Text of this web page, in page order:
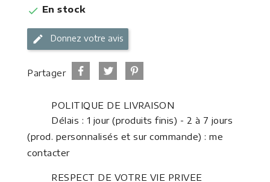
 En stock
Donnez votre avis
Partager
POLITIQUE DE LIVRAISON
Délais : 1 jour (produits finis) - 2 à 7 jours
(prod. personnalisés et sur commande) : me
contacter
RESPECT DE VOTRE VIE PRIVEE